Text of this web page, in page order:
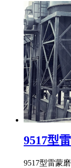
9517型
9517型雷蒙